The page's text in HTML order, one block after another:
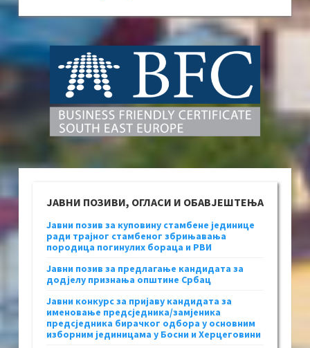
ЈАВНИ ПОЗИВИ, ОГЛАСИ И ОБАВЈЕШТЕЊА
Јавни позив за куповину стамбене јединице
ради трајног стамбеног збрињавања
породица погинулих бораца и РВИ
Јавни позив за предлагање кандидата за
додјелу признања општине Србац
Јавни конкурс за пријаву кандидата за
именовање предсједника/замјеника
предсједника бирачког одбора у основним
изборним јединицама у Босни и Херцеговини